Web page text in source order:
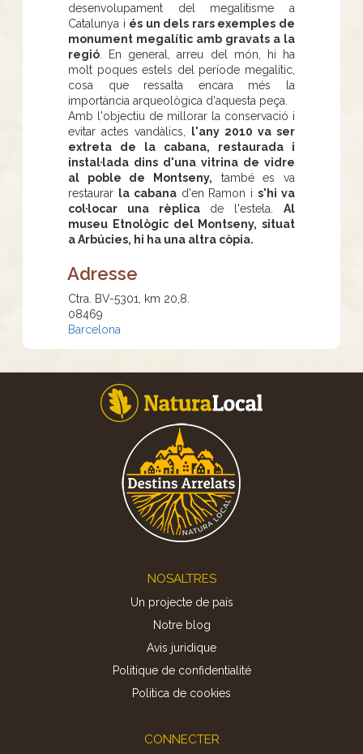
desenvolupament del megalitisme a
Catalunya i és un dels rars exemples de
monument megalític amb gravats a la
regió . En general, arreu del món, hi ha
molt poques estels del període megalític,
cosa que ressalta encara més la
importància arqueològica d'aquesta peça.
Amb l'objectiu de millorar la conservació i
evitar actes vandàlics,
l'any 2010 va ser
extreta de la cabana, restaurada i
instal·lada dins d'una vitrina de vidre
al poble de Montseny, també es va
restaurar la cabanad'en Ramon is'hi va
col·locar una rèplicade l'estela.Al
museu Etnològic del Montseny, situat
a Arbúcies, hi ha una altra còpia.
Adresse
Ctra. BV-5301, km 20,8.
08469
Barcelona
NOSALTRES
Un projecte de país
Notre blog
Avis juridique
Politique de confidentialité
Politica de cookies
CONNECTER